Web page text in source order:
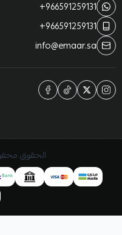
+966591259131
+966591259131
info@emaar.sa
الحقوق